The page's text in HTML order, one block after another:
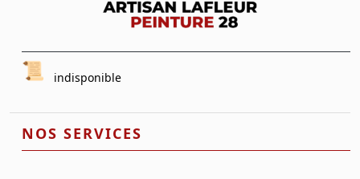
indisponible
NOS SERVICES